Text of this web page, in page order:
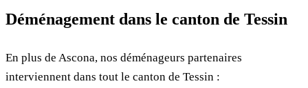
Déménagement dans le canton de Tessin
En plus de Ascona, nos déménageurs partenaires
interviennent dans tout le canton de Tessin :